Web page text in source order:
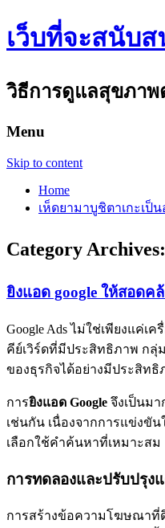
เว็บที่จะสนับ
วิธีการดูแลสุขภาพ
Menu
Skip to content
Home
เห็ดยามาบูชิตาเกะเ
Category Archives:
ยิงแอด google ให้สอด
Google Ads ไม่ใช่เพียงแค่
คีย์เวิร์ดที่มีประสิทธิภาพ กลุ่
ของธุรกิจได้อย่างมีประสิทธิ
การยิงแอด Google จึงเป็นม
เช่นกัน เนื่องจากการแข่งขั
เลือกใช้คำค้นหาที่เหมาะสม
การทดลองและปรับปรุ
การสร้างข้อความโฆษณาที่